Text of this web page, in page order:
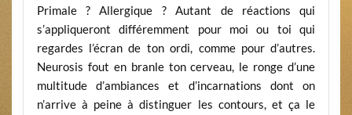
Primale ? Allergique ? Autant de réactions qui
s’appliqueront différemment pour moi ou toi qui
regardes l’écran de ton ordi, comme pour d’autres.
Neurosis fout en branle ton cerveau, le ronge d’une
multitude d’ambiances et d’incarnations dont on
n’arrive à peine à distinguer les contours, et ça le